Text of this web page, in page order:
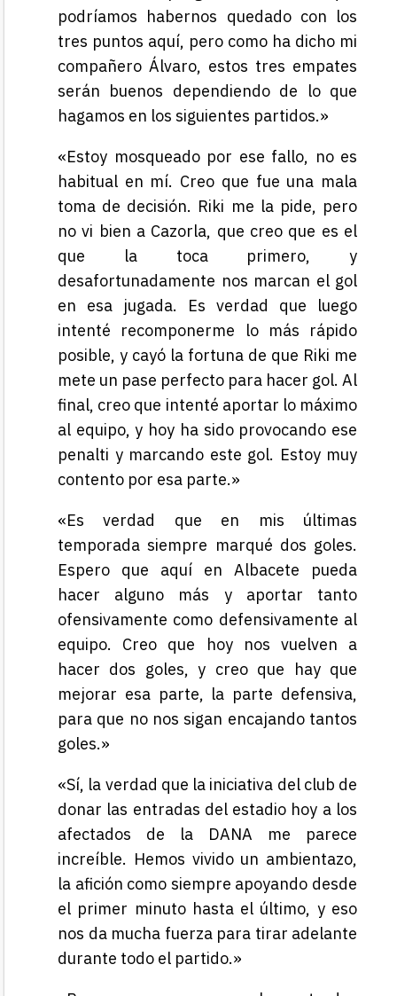
podríamos habernos quedado con los
tres puntos aquí, pero como ha dicho mi
compañero Álvaro, estos tres empates
serán buenos dependiendo de lo que
hagamos en los siguientes partidos.»
«Estoy mosqueado por ese fallo, no es
habitual en mí. Creo que fue una mala
toma de decisión. Riki me la pide, pero
no vi bien a Cazorla, que creo que es el
que la toca primero, y
desafortunadamente nos marcan el gol
en esa jugada. Es verdad que luego
intenté recomponerme lo más rápido
posible, y cayó la fortuna de que Riki me
mete un pase perfecto para hacer gol. Al
final, creo que intenté aportar lo máximo
al equipo, y hoy ha sido provocando ese
penalti y marcando este gol. Estoy muy
contento por esa parte.»
«Es verdad que en mis últimas
temporada siempre marqué dos goles.
Espero que aquí en Albacete pueda
hacer alguno más y aportar tanto
ofensivamente como defensivamente al
equipo. Creo que hoy nos vuelven a
hacer dos goles, y creo que hay que
mejorar esa parte, la parte defensiva,
para que no nos sigan encajando tantos
goles.»
«Sí, la verdad que la iniciativa del club de
donar las entradas del estadio hoy a los
afectados de la DANA me parece
increíble. Hemos vivido un ambientazo,
la afición como siempre apoyando desde
el primer minuto hasta el último, y eso
nos da mucha fuerza para tirar adelante
durante todo el partido.»